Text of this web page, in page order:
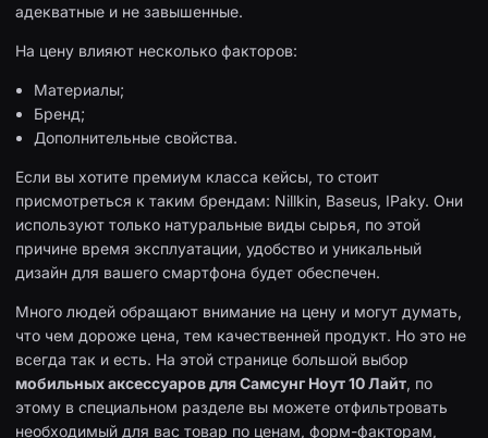
адекватные и не завышенные.
На цену влияют несколько факторов:
Материалы;
Бренд;
Дополнительные свойства.
Если вы хотите премиум класса кейсы, то стоит
присмотреться к таким брендам: Nillkin, Baseus, IPaky. Они
используют только натуральные виды сырья, по этой
причине время эксплуатации, удобство и уникальный
дизайн для вашего смартфона будет обеспечен.
Много людей обращают внимание на цену и могут думать,
что чем дороже цена, тем качественней продукт. Но это не
всегда так и есть. На этой странице большой выбор
мобильных аксессуаров для Самсунг Ноут 10 Лайт, по
этому в специальном разделе вы можете отфильтровать
необходимый для вас товар по ценам, форм-факторам,